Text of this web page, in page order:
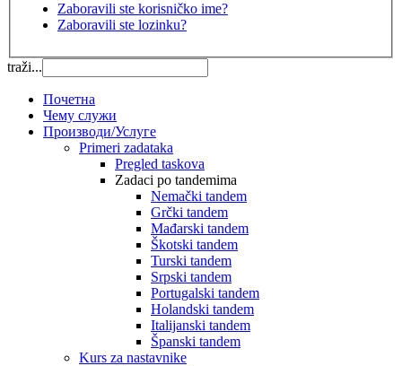
Zaboravili ste korisničko ime?
Zaboravili ste lozinku?
traži...
Почетна
Чему служи
Производи/Услуге
Primeri zadataka
Pregled taskova
Zadaci po tandemima
Nemački tandem
Grčki tandem
Mađarski tandem
Škotski tandem
Turski tandem
Srpski tandem
Portugalski tandem
Holandski tandem
Italijanski tandem
Španski tandem
Kurs za nastavnike